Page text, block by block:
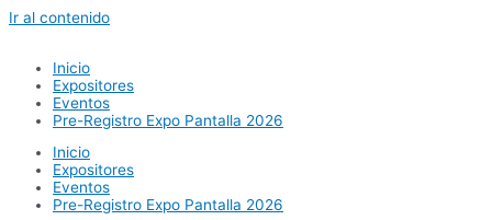
Ir al contenido
Inicio
Expositores
Eventos
Pre-Registro Expo Pantalla 2026
Inicio
Expositores
Eventos
Pre-Registro Expo Pantalla 2026